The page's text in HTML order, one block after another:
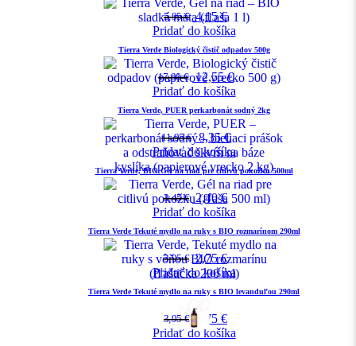
5,95€ 4,15€
Pridať do košíka
Tierra Verde Biologický čistič odpadov 500g
17,90€ 12,55€
Pridať do košíka
Tierra Verde, PUER perkarbonát sodný 2kg
11,95€ 8,35€
Pridať do košíka
Tierra Verde, BIO Gél na riad pre citlivú pokožku 500ml
3,45€ 2,40€
Pridať do košíka
Tierra Verde Tekuté mydlo na ruky s BIO rozmarínom 290ml
3,95€ 2,75€
Pridať do košíka
Tierra Verde Tekuté mydlo na ruky s BIO levanduľou 290ml
3,95€ 2,75 €
Pridať do košíka